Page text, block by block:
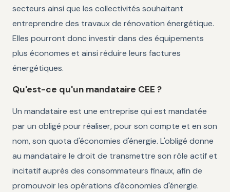
secteurs ainsi que les collectivités souhaitant
entreprendre des travaux de rénovation énergétique.
Elles pourront donc investir dans des équipements
plus économes et ainsi réduire leurs factures
énergétiques.
Qu'est-ce qu'un mandataire CEE ?
Un mandataire est une entreprise qui est mandatée
par un obligé pour réaliser, pour son compte et en son
nom, son quota d'économies d'énergie. L'obligé donne
au mandataire le droit de transmettre son rôle actif et
incitatif auprès des consommateurs finaux, afin de
promouvoir les opérations d'économies d'énergie.